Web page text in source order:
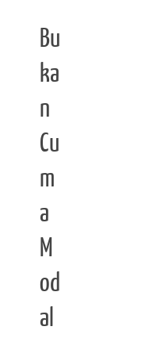
Bu
ka
n
Cu
m
a
M
od
al